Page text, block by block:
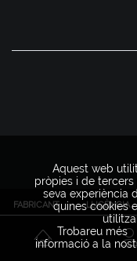
FABRICANT LLICÈNCIA
Aquest web
pròpies i de
seva experiència
quines cookies
Trobareu més
informació a la